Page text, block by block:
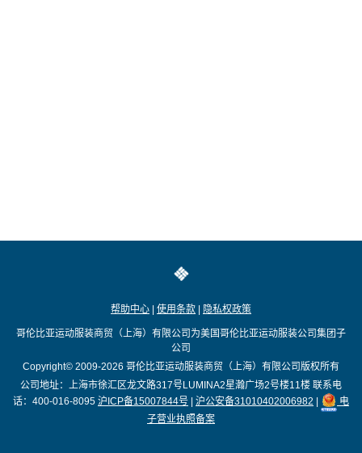
帮助中心 使用条款 隐私权政策
哥伦比亚运动服装商贸（上海）有限公司为美国哥伦比亚运动服装公司集团子
公司
Copyright© 2009-2026 哥伦比亚运动服装商贸（上海）有限公司版权所有
公司地址：上海市徐汇区龙文路317号LUMINA2星瀚广场2号楼11楼 联系电
话：400-016-8095 沪ICP备15007844号 沪公安备31010402006982
电
子营业执照备案